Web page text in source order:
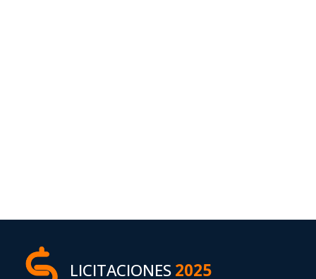
LICITACIONES2025